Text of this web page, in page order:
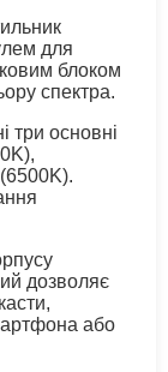
для
блоком
спектра.
три основні
дозволяє
або